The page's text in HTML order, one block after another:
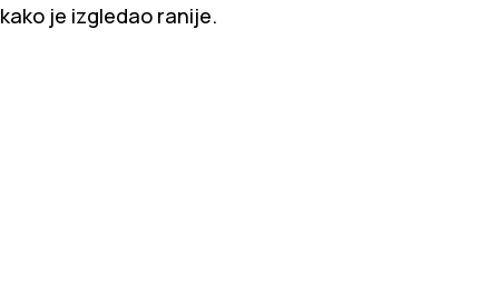
kako je izgledao ranije.